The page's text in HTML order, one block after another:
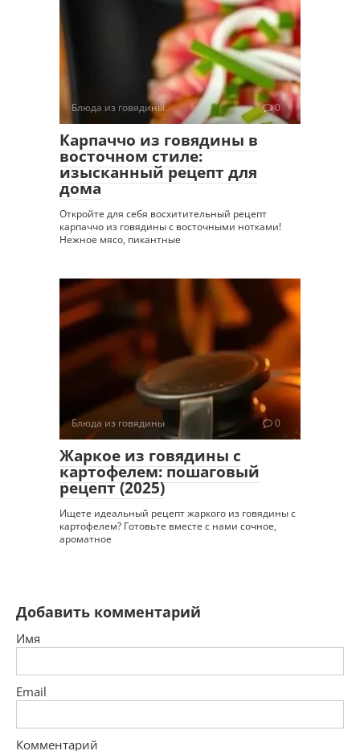
Блюда из говядины 0
Карпаччо из говядины в
восточном стиле:
изысканный рецепт для
дома
Откройте для себя восхитительный рецепт
карпаччо из говядины с восточными нотками!
Нежное мясо, пикантные
Блюда из говядины 0
Жаркое из говядины с
картофелем: пошаговый
рецепт (2025)
Ищете идеальный рецепт жаркого из говядины с
картофелем? Готовьте вместе с нами сочное,
ароматное
Добавить комментарий
Имя
Email
Комментарий